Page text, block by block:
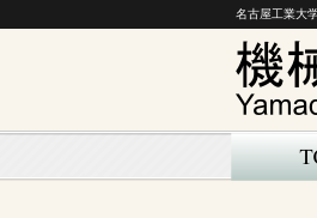
名古屋工業大